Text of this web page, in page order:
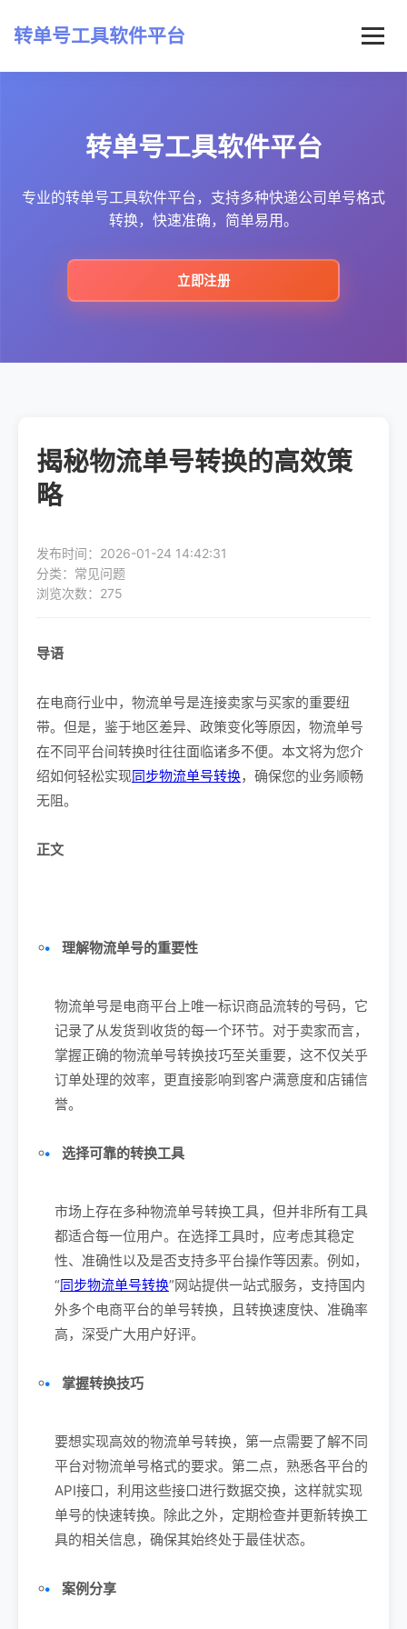
转单号工具软件平台
常见问题
最新资讯
转单号工具软件平台
专业的转单号工具软件平台，支持多种快递公司单号格式
转换，快速准确，简单易用。
立即注册
揭秘物流单号转换的高效策
略
发布时间：2026-01-24 14:42:31
分类：常见问题
浏览次数：275
导语
在电商行业中，物流单号是连接卖家与买家的重要纽
带。但是，鉴于地区差异、政策变化等原因，物流单号
在不同平台间转换时往往面临诸多不便。本文将为您介
绍如何轻松实现同步物流单号转换，确保您的业务顺畅
无阻。
正文
理解物流单号的重要性
物流单号是电商平台上唯一标识商品流转的号码，它
记录了从发货到收货的每一个环节。对于卖家而言，
掌握正确的物流单号转换技巧至关重要，这不仅关乎
订单处理的效率，更直接影响到客户满意度和店铺信
誉。
选择可靠的转换工具
市场上存在多种物流单号转换工具，但并非所有工具
都适合每一位用户。在选择工具时，应考虑其稳定
性、准确性以及是否支持多平台操作等因素。例如，
“同步物流单号转换”网站提供一站式服务，支持国内
外多个电商平台的单号转换，且转换速度快、准确率
高，深受广大用户好评。
掌握转换技巧
要想实现高效的物流单号转换，第一点需要了解不同
平台对物流单号格式的要求。第二点，熟悉各平台的
API接口，利用这些接口进行数据交换，这样就实现
单号的快速转换。除此之外，定期检查并更新转换工
具的相关信息，确保其始终处于最佳状态。
案例分享